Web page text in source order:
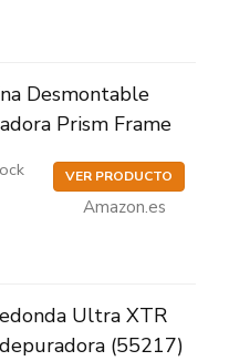
Desmontable
Prism Frame
VER PRODUCTO
Amazon.es
Ultra XTR
(55217)